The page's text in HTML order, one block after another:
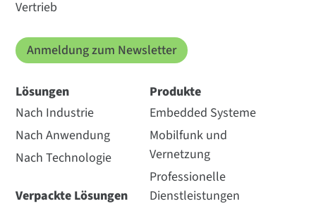
Vertrieb
Anmeldung zum Newsletter
Lösungen
Nach Industrie
Nach Anwendung
Nach Technologie
Verpackte Lösungen
Produkte
Embedded Systeme
Mobilfunk und
Vernetzung
Professionelle
Dienstleistungen